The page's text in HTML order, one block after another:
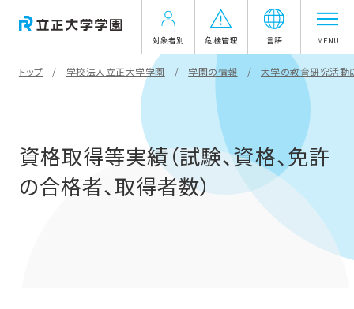
対象者別 危機管理 言語 MENU
トップ 学校法人立正大学学園 学園の情報 大学の教育研究活動
資格取得等実績（試験、資格、免許
の合格者、取得者数）